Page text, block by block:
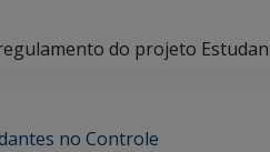
do projeto
no Controle